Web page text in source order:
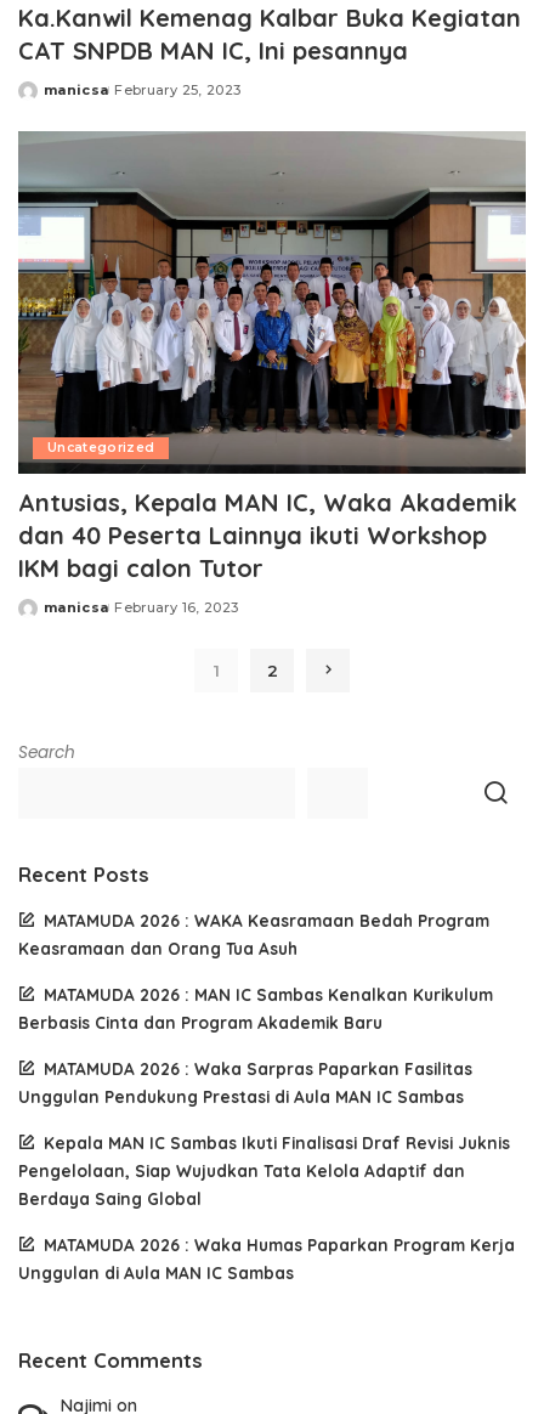
Ka.Kanwil Kemenag Kalbar Buka Kegiatan
CAT SNPDB MAN IC, Ini pesannya
Posted
manicsa February 25, 2023
Uncategorized
Antusias, Kepala MAN IC, Waka Akademik
dan 40 Peserta Lainnya ikuti Workshop
IKM bagi calon Tutor
Posted
manicsa February 16, 2023
1 2
Search
Recent Posts
MATAMUDA 2026 : WAKA Keasramaan Bedah Program
Keasramaan dan Orang Tua Asuh
MATAMUDA 2026 : MAN IC Sambas Kenalkan Kurikulum
Berbasis Cinta dan Program Akademik Baru
MATAMUDA 2026 : Waka Sarpras Paparkan Fasilitas
Unggulan Pendukung Prestasi di Aula MAN IC Sambas
Kepala MAN IC Sambas Ikuti Finalisasi Draf Revisi Juknis
Pengelolaan, Siap Wujudkan Tata Kelola Adaptif dan
Berdaya Saing Global
MATAMUDA 2026 : Waka Humas Paparkan Program Kerja
Unggulan di Aula MAN IC Sambas
Recent Comments
Najimi on